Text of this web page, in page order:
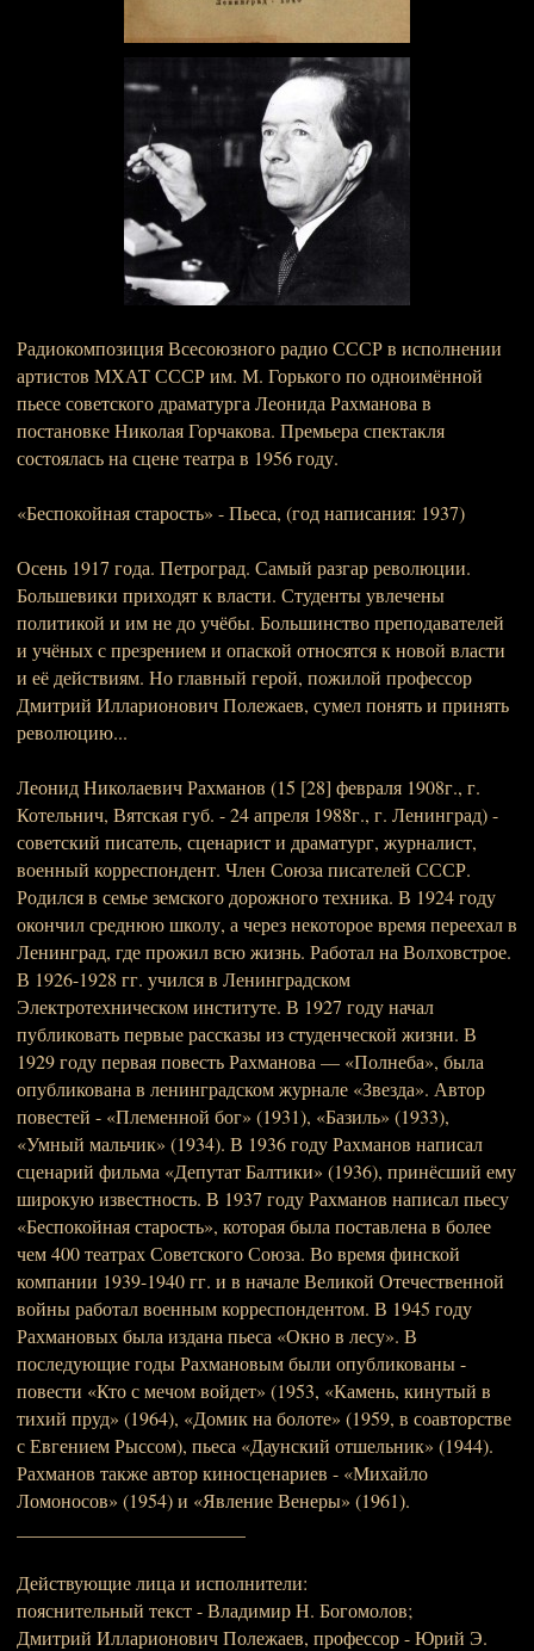
Радиокомпозиция Всесоюзного радио СССР в исполнении
артистов МХАТ СССР им. М. Горького по одноимённой
пьесе советского драматурга Леонида Рахманова в
постановке Николая Горчакова. Премьера спектакля
состоялась на сцене театра в 1956 году.
«Беспокойная старость» - Пьеса, (год написания: 1937)
Осень 1917 года. Петроград. Самый разгар революции.
Большевики приходят к власти. Студенты увлечены
политикой и им не до учёбы. Большинство преподавателей
и учёных с презрением и опаской относятся к новой власти
и её действиям. Но главный герой, пожилой профессор
Дмитрий Илларионович Полежаев, сумел понять и принять
революцию...
Леонид Николаевич Рахманов (15 [28] февраля 1908г., г.
Котельнич, Вятская губ. - 24 апреля 1988г., г. Ленинград) -
советский писатель, сценарист и драматург, журналист,
военный корреспондент. Член Союза писателей СССР.
Родился в семье земского дорожного техника. В 1924 году
окончил среднюю школу, а через некоторое время переехал в
Ленинград, где прожил всю жизнь. Работал на Волховстрое.
В 1926-1928 гг. учился в Ленинградском
Электротехническом институте. В 1927 году начал
публиковать первые рассказы из студенческой жизни. В
1929 году первая повесть Рахманова — «Полнеба», была
опубликована в ленинградском журнале «Звезда». Автор
повестей - «Племенной бог» (1931), «Базиль» (1933),
«Умный мальчик» (1934). В 1936 году Рахманов написал
сценарий фильма «Депутат Балтики» (1936), принёсший ему
широкую известность. В 1937 году Рахманов написал пьесу
«Беспокойная старость», которая была поставлена в более
чем 400 театрах Советского Союза. Во время финской
компании 1939-1940 гг. и в начале Великой Отечественной
войны работал военным корреспондентом. В 1945 году
Рахмановых была издана пьеса «Окно в лесу». В
последующие годы Рахмановым были опубликованы -
повести «Кто с мечом войдет» (1953, «Камень, кинутый в
тихий пруд» (1964), «Домик на болоте» (1959, в соавторстве
с Евгением Рыссом), пьеса «Даунский отшельник» (1944).
Рахманов также автор киносценариев - «Михайло
Ломоносов» (1954) и «Явление Венеры» (1961).
Действующие лица и исполнители:
пояснительный текст - Владимир Н. Богомолов;
Дмитрий Илларионович Полежаев, профессор - Юрий Э.